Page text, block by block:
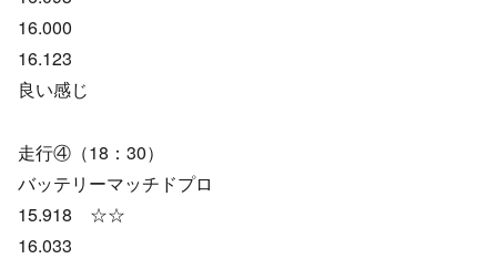
16.000
16.123
良い感じ
走行④（18：30）
バッテリーマッチドプロ
15.918 ☆☆
16.033